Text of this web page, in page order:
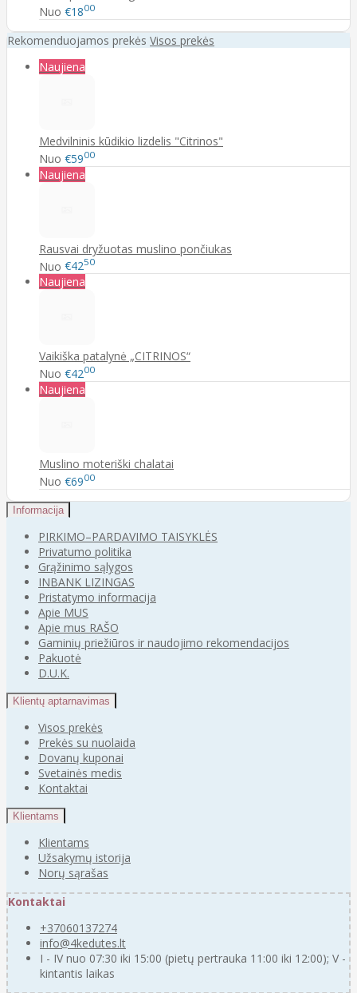
Nuo €1800
Rekomenduojamos prekės Visos prekės
Naujiena
Medvilninis kūdikio lizdelis "Citrinos"
Nuo €5900
Naujiena
Rausvai dryžuotas muslino pončiukas
Nuo €4250
Naujiena
Vaikiška patalynė „CITRINOS“
Nuo €4200
Naujiena
Muslino moteriški chalatai
Nuo €6900
Informacija
PIRKIMO–PARDAVIMO TAISYKLĖS
Privatumo politika
Grąžinimo sąlygos
INBANK LIZINGAS
Pristatymo informacija
Apie MUS
Apie mus RAŠO
Gaminių priežiūros ir naudojimo rekomendacijos
Pakuotė
D.U.K.
Klientų aptarnavimas
Visos prekės
Prekės su nuolaida
Dovanų kuponai
Svetainės medis
Kontaktai
Klientams
Klientams
Užsakymų istorija
Norų sąrašas
Kontaktai
+37060137274
info@4kedutes.lt
I - IV nuo 07:30 iki 15:00 (pietų pertrauka 11:00 iki 12:00); V -
kintantis laikas